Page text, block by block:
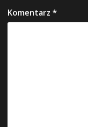
Komentarz *